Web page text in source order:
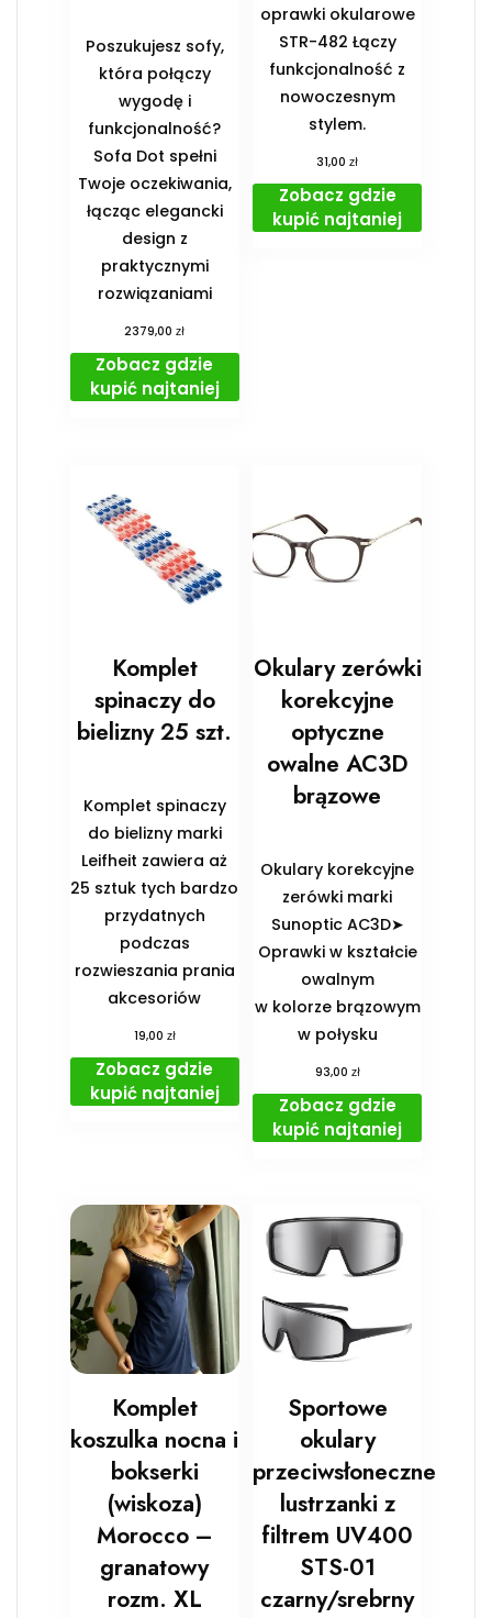
Poszukujesz sofy,
która połączy
wygodę i
funkcjonalność?
Sofa Dot spełni
Twoje oczekiwania,
łącząc elegancki
design z
praktycznymi
rozwiązaniami
2379,00zł
Zobacz gdzie
kupić najtaniej
oprawki okularowe
STR-482 Łączy
funkcjonalność z
nowoczesnym
stylem.
31,00zł
Zobacz gdzie
kupić najtaniej
Komplet
spinaczy do
bielizny 25 szt.
Komplet spinaczy
do bielizny marki
Leifheit zawiera aż
25 sztuk tych bardzo
przydatnych
podczas
rozwieszania prania
akcesoriów
19,00 zł
Zobacz gdzie
kupić najtaniej
Okulary zerówki
korekcyjne
optyczne
owalne AC3D
brązowe
Okulary korekcyjne
zerówki marki
Sunoptic AC3D➤
Oprawki w kształcie
owalnym
w kolorze brązowym
w połysku
93,00 zł
Zobacz gdzie
kupić najtaniej
Komplet
koszulka nocna i
bokserki
(wiskoza)
Morocco –
granatowy
rozm. XL
Sportowe
okulary
przeciwsłoneczne
lustrzanki z
filtrem UV400
STS-01
czarny/srebrny